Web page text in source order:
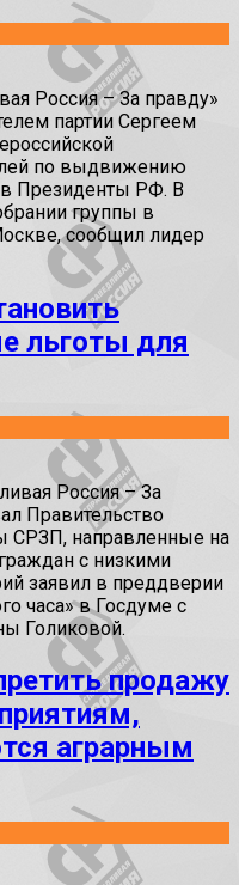
Россия – За правду»
партии Сергеем
по выдвижению
Президенты РФ. В
группы в
сообщил лидер
льготы для
Россия – За
Правительство
СРЗП, направленные на
с низкими
заявил в преддверии
часа» в Госдуме с
Голиковой.
продажу
аграрным